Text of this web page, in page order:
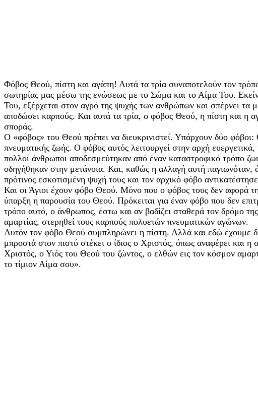
Φόβος Θεού, πίστη και αγάπη! Αυτά τα τρία συναποτελούν τον
σωτηρίας μας μέσω της ενώσεως με το Σώμα και το Αίμα Του.
Του, εξέρχεται στον αγρό της ψυχής των ανθρώπων και σπέρνει
αποδώσει καρπούς. Και αυτά τα τρία, ο φόβος Θεού, η πίστη και η
σποράς.
Ο «φόβος» του Θεού πρέπει να διευκρινιστεί. Υπάρχουν δύο
πνευματικής ζωής. Ο φόβος αυτός λειτουργεί στην αρχή
πολλοί άνθρωποι αποδεσμεύτηκαν από έναν καταστροφικό τρόπο
οδηγήθηκαν στην μετάνοια. Και, καθώς η αλλαγή αυτή
πρότινος εσκοτισμένη ψυχή τους και τον αρχικό φόβο
Και οι Άγιοι έχουν φόβο Θεού. Μόνο που ο φόβος τους δεν αφορά
ύπαρξη η παρουσία του Θεού. Πρόκειται για έναν φόβο που δεν
τρόπο αυτό, ο άνθρωπος, έστω και αν βαδίζει σταθερά τον δρόμο
αμαρτίας, στερηθεί τους καρπούς πολυετών πνευματικών αγώνων.
Αυτόν τον φόβο Θεού συμπληρώνει η πίστη. Αλλά και εδώ έχουμε
μπροστά στον πιστό στέκει ο ίδιος ο Χριστός, όπως αναφέρει
Χριστός, ο Υιός του Θεού του ζώντος, ο ελθών εις τον κόσμον
το τίμιον Αίμα σου».